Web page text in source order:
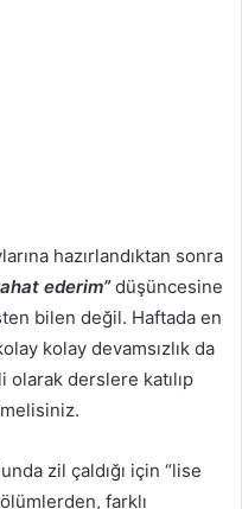
hazırlandıktan sonra
ederim”düşüncesine
bilen değil. Haftada en
kolay devamsızlık da
olarak derslere katılıp
zil çaldığı için “lise
farklı